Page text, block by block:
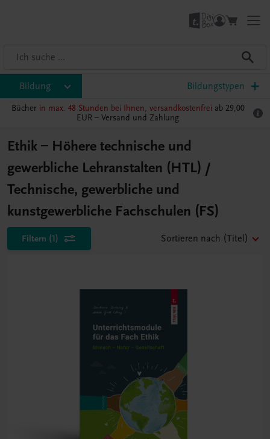
Bildung Bildungstypen
Bücher in max. 48 Stunden bei Ihnen, versandkostenfrei ab 29,00
EUR – Versand und Zahlung
Ethik – Höhere technische und
gewerbliche Lehranstalten (HTL) /
Technische, gewerbliche und
kunstgewerbliche Fachschulen (FS)
Filtern (1) Sortieren nach (Titel)